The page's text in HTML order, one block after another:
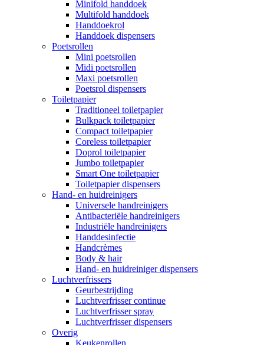
Minifold handdoek
Multifold handdoek
Handdoekrol
Handdoek dispensers
Poetsrollen
Mini poetsrollen
Midi poetsrollen
Maxi poetsrollen
Poetsrol dispensers
Toiletpapier
Traditioneel toiletpapier
Bulkpack toiletpapier
Compact toiletpapier
Coreless toiletpapier
Doprol toiletpapier
Jumbo toiletpapier
Smart One toiletpapier
Toiletpapier dispensers
Hand- en huidreinigers
Universele handreinigers
Antibacteriële handreinigers
Industriële handreinigers
Handdesinfectie
Handcrèmes
Body & hair
Hand- en huidreiniger dispensers
Luchtverfrissers
Geurbestrijding
Luchtverfrisser continue
Luchtverfrisser spray
Luchtverfrisser dispensers
Overig
Keukenrollen